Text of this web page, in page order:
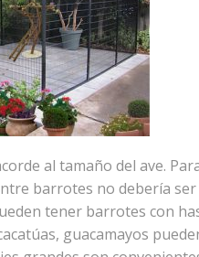
al tamaño del ave.
barrotes no debería ser
tener barrotes con
guacamayos